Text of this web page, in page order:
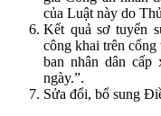
của Luật này do
Kết quả sơ tuyển
công khai trên
ban nhân dân
ngày.”.
Sửa đổi, bổ sung